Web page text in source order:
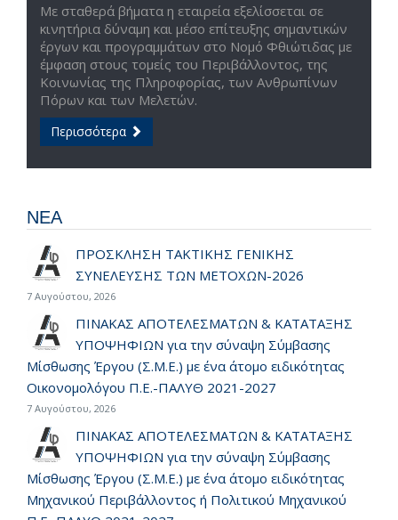
Με σταθερά βήματα η εταιρεία εξελίσσεται σε
κινητήρια δύναμη και μέσο επίτευξης σημαντικών
έργων και προγραμμάτων στο Νομό Φθιώτιδας με
έμφαση στους τομείς του Περιβάλλοντος, της
Κοινωνίας της Πληροφορίας, των Ανθρωπίνων
Πόρων και των Μελετών.
Περισσότερα
ΝΕΑ
ΠΡΟΣΚΛΗΣΗ ΤΑΚΤΙΚΗΣ ΓΕΝΙΚΗΣ
ΣΥΝΕΛΕΥΣΗΣ ΤΩΝ ΜΕΤΟΧΩΝ-2026
7 Αυγούστου, 2026
ΠΙΝΑΚΑΣ ΑΠΟΤΕΛΕΣΜΑΤΩΝ & ΚΑΤΑΤΑΞΗΣ
ΥΠΟΨΗΦΙΩΝ για την σύναψη Σύμβασης
Μίσθωσης Έργου (Σ.Μ.Ε.) με ένα άτομο ειδικότητας
Οικονομολόγου Π.Ε.-ΠΑΛΥΘ 2021-2027
7 Αυγούστου, 2026
ΠΙΝΑΚΑΣ ΑΠΟΤΕΛΕΣΜΑΤΩΝ & ΚΑΤΑΤΑΞΗΣ
ΥΠΟΨΗΦΙΩΝ για την σύναψη Σύμβασης
Μίσθωσης Έργου (Σ.Μ.Ε.) με ένα άτομο ειδικότητας
Μηχανικού Περιβάλλοντος ή Πολιτικού Μηχανικού